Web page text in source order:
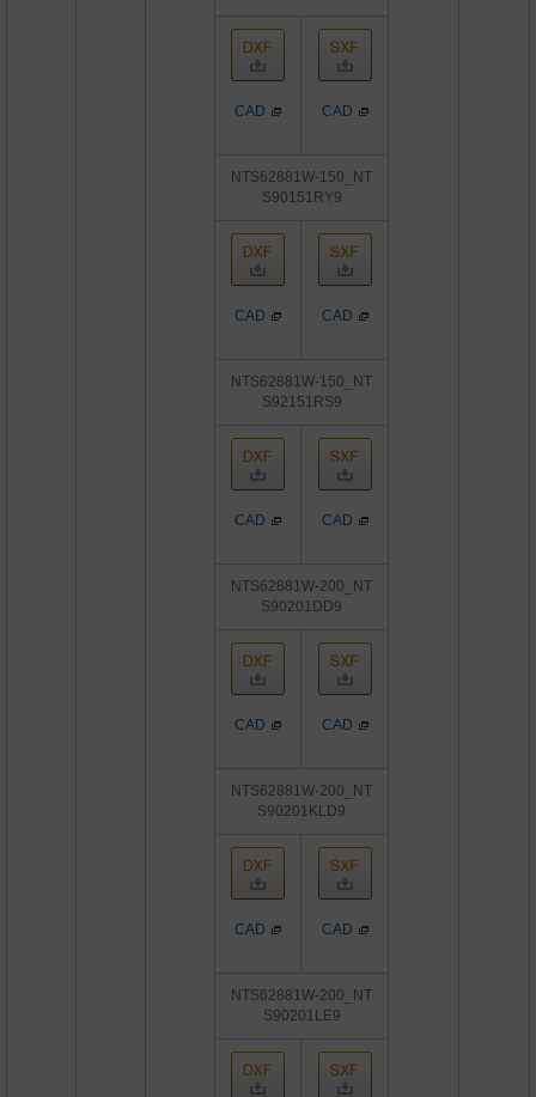
CAD CAD
NTS62881W-150_NT
S90151RY9
CAD CAD
NTS62881W-150_NT
S92151RS9
CAD CAD
NTS62881W-200_NT
S90201DD9
CAD CAD
NTS62881W-200_NT
S90201KLD9
CAD CAD
NTS62881W-200_NT
S90201LE9